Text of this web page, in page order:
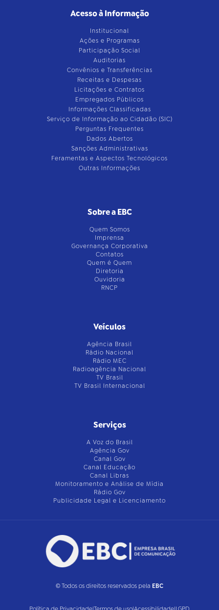
Acesso à Informação
Institucional
Ações e Programas
Participação Social
Auditorias
Convênios e Transferências
Receitas e Despesas
Licitações e Contratos
Empregados Públicos
Informações Classificadas
Serviço de Informação ao Cidadão (SIC)
Perguntas Frequentes
Dados Abertos
Sanções Administrativas
Feramentas e Aspectos Tecnológicos
Outras Informações
Sobre a EBC
Quem Somos
Imprensa
Governança Corporativa
Contatos
Quem é Quem
Diretoria
Ouvidoria
RNCP
Veículos
Agência Brasil
Rádio Nacional
Rádio MEC
Radioagência Nacional
TV Brasil
TV Brasil Internacional
Serviços
A Voz do Brasil
Agência Gov
Canal Gov
Canal Educação
Canal Libras
Monitoramento e Análise de Mídia
Rádio Gov
Publicidade Legal e Licenciamento
© Todos os direitos reservados pela EBC